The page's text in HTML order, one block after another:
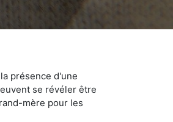
présence d'une
se révéler être
mère pour les